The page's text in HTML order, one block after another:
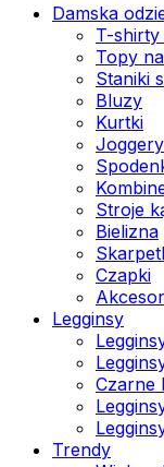
Damska
T-
Topy
Staniki
Bluzy
Kurtki
Stroje
Bielizna
Czapki
Legginsy
Czarne
Trendy